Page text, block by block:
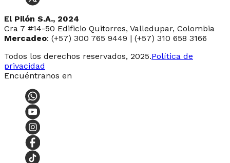
El Pilón S.A., 2024
Cra 7 #14-50 Edificio Quitorres, Valledupar, Colombia
Mercadeo: (+57) 300 765 9449 | (+57) 310 658 3166
Todos los derechos reservados, 2025.Política de
privacidad
Encuéntranos en